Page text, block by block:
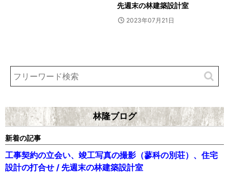
先週末の林建築設計室
2023年07月21日
林隆ブログ
新着の記事
工事契約の立会い、竣工写真の撮影（蓼科の別荘）、住宅
設計の打合せ / 先週末の林建築設計室